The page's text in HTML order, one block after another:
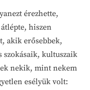
érezhette,
hiszen
akik erősebbek,
szokásaik, kultuszaik
nekik, mint nekem
esélyük volt: